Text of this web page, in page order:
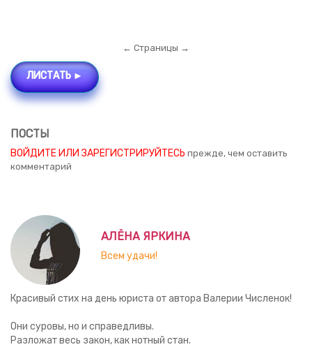
← Страницы →
ЛИСТАТЬ ►
ПОСТЫ
ВОЙДИТЕ ИЛИ ЗАРЕГИСТРИРУЙТЕСЬ прежде, чем оставить
комментарий
АЛЁНА ЯРКИНА
Всем удачи!
Красивый стих на день юриста от автора Валерии Численок!
Они суровы, но и справедливы.
Разложат весь закон, как нотный стан.